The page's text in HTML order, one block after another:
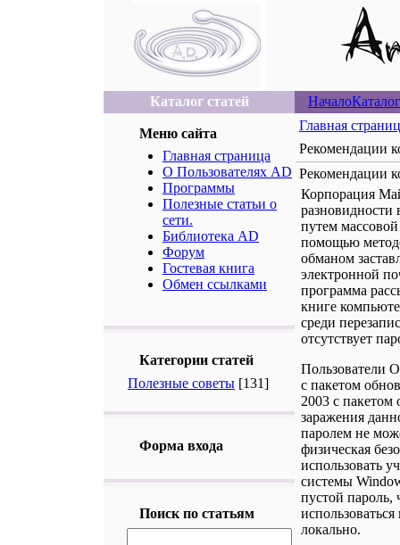
Каталог статей Начало
Меню сайта
Главная страница
О Пользователях AD
Программы
Полезные статьи о
сети.
Библиотека AD
Форум
Гостевая книга
Обмен ссылками
Категории статей
Полезные советы [131]
Форма входа
Поиск по статьям
Главная
Рекомендации
Рекомендации
Корпорация
путем
помощью
обманом
электронной
программа
книге
среди
отсутствует
Пользователи
с пакетом
2003 с
заражения
паролем не
физическая
использовать
системы
пустой
локально.